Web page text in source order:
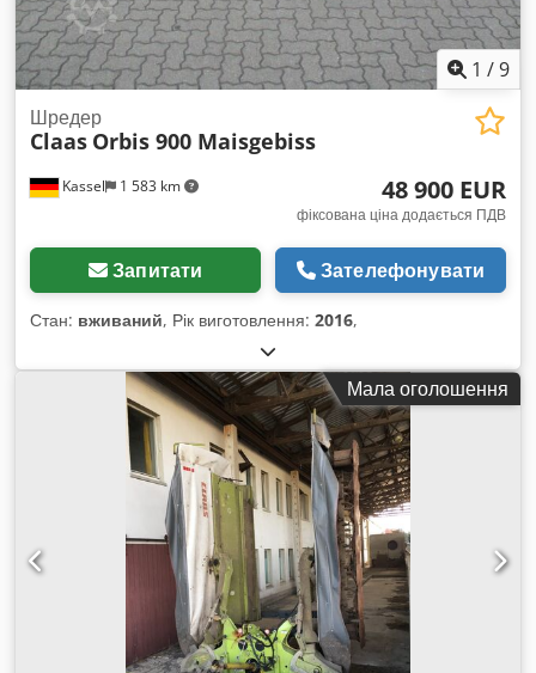
1 /9
Kassel 1 583 km
Шредер
Claas Orbis 900 Maisgebiss
48 900 EUR
фіксована ціна додається ПДВ
Запитати Зателефонувати
Стан: вживаний, Рік виготовлення: 2016,
Мала оголошення